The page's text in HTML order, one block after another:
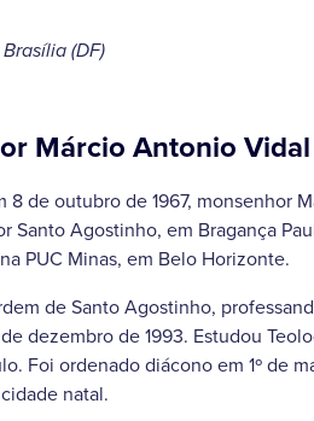
(DF)
Márcio Antonio
8 de outubro de 1967, monsenhor
Santo Agostinho, em Bragança
PUC Minas, em Belo Horizonte.
de Santo Agostinho,
dezembro de 1993. Estudou
Foi ordenado diácono em 1º de
natal.